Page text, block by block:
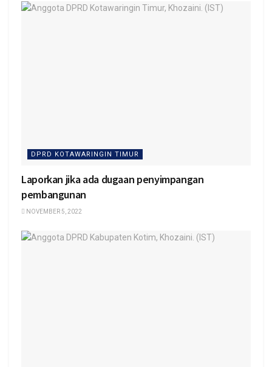
DPRD KOTAWARINGIN TIMUR
Laporkan jika ada dugaan penyimpangan
pembangunan
NOVEMBER 5, 2022